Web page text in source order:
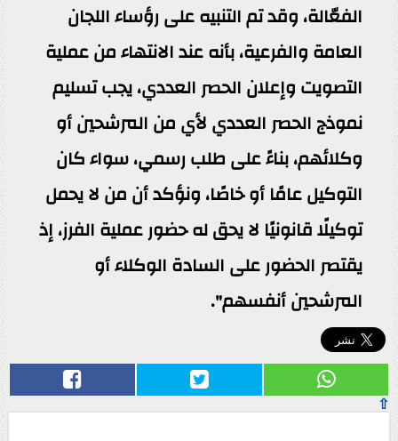
الفعّالة، وقد تم التنبيه على رؤساء اللجان
العامة والفرعية، بأنه عند الانتهاء من عملية
التصويت وإعلان الحصر العددي، يجب تسليم
نموذج الحصر العددي لأي من المرشحين أو
وكلائهم، بناءً على طلب رسمي، سواء كان
التوكيل عامًا أو خاصًا، ونؤكد أن من لا يحمل
توكيلًا قانونيًا لا يحق له حضور عملية الفرز، إذ
يقتصر الحضور على السادة الوكلاء أو
المرشحين أنفسهم".
⇧